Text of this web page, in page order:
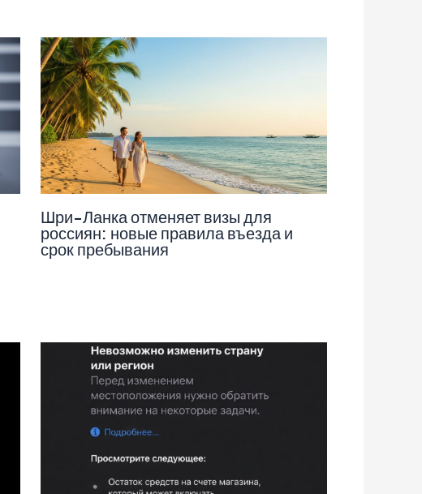
Шри-Ланка отменяет визы для
россиян: новые правила въезда и
срок пребывания